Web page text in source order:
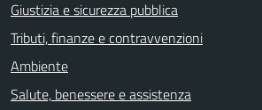
Giustizia e sicurezza pubblica
Tributi, finanze e contravvenzioni
Ambiente
Salute, benessere e assistenza